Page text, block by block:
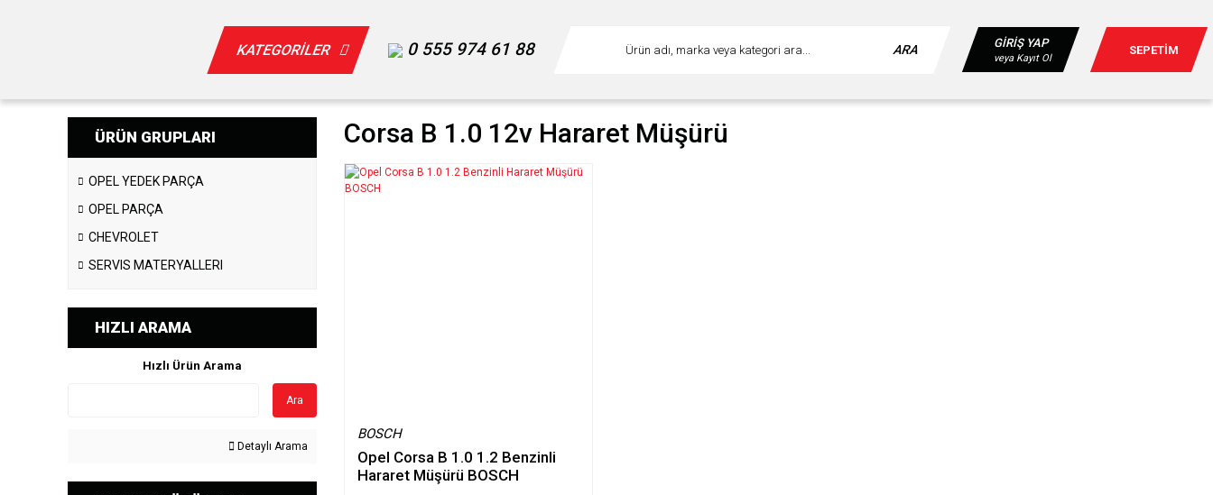
KATEGORİLER 0 555 974 61 88 ARA GİRİŞ YAP
veya Kayıt Ol
SEPETİM
ÜRÜN GRUPLARI
OPEL YEDEK PARÇA
OPEL PARÇA
CHEVROLET
SERVIS MATERYALLERI
HIZLI ARAMA
Hızlı Ürün Arama
Ara
Detaylı Arama
Corsa B 1.0 12v Hararet Müşürü
BOSCH
Opel Corsa B 1.0 1.2 Benzinli
Hararet Müşürü BOSCH